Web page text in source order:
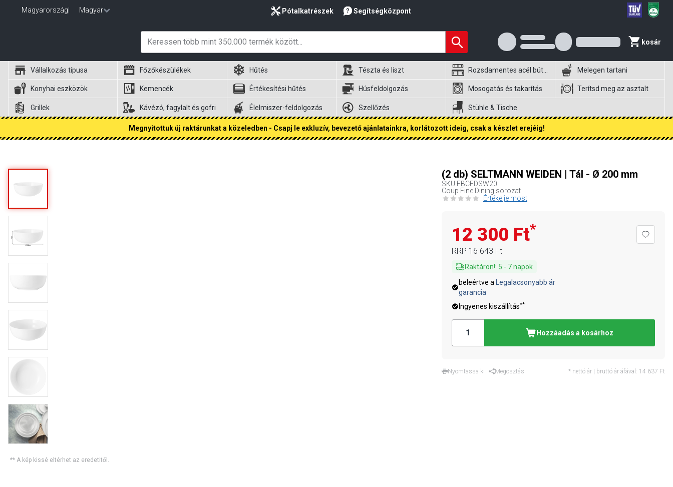
Magyarország Magyar Pótalkatrészek Segítségközpont
kosár
Vállalkozás típusa Főzőkészülékek Hűtés Tészta és liszt Rozsdamentes acél bútorok Melegen tartani
Konyhai eszközök Kemencék Értékesítési hűtés Húsfeldolgozás Mosogatás és takarítás Terítsd meg az asztalt
Grillek Kávézó, fagylalt és gofri Élelmiszer-feldolgozás Szellőzés Stühle & Tische
Megnyitottuk új raktárunkat a közeledben - Csapj le exkluzív, bevezető ajánlatainkra, korlátozott ideig, csak a készlet erejéig!
** A kép kissé eltérhet az eredetitől.
(2 db) SELTMANN WEIDEN | Tál - Ø 200 mm
SKU FBCFDSW20
Coup Fine Dining sorozat
Értékelje most
12 300 Ft*
RRP 16 643 Ft
Raktáron!: 5 - 7napok
beleértve a
Legalacsonyabb ár
garancia
Ingyenes kiszállítás**
Hozzáadás a kosárhoz
Nyomtassa ki Megosztás * nettó ár | bruttó ár áfával: 14 637 Ft